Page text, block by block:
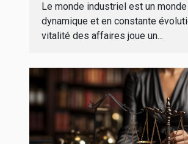
Le monde industriel est un monde
dynamique et en constante
vitalité des affaires joue un...